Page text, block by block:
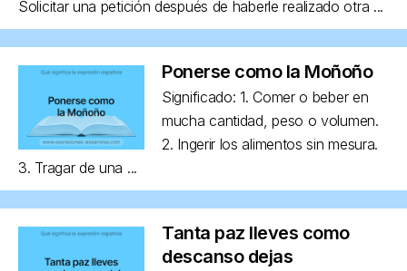
Solicitar una petición después de haberle realizado otra ...
Ponerse como la Moñoño
Significado: 1. Comer o beber en
mucha cantidad, peso o volumen.
2. Ingerir los alimentos sin mesura.
3. Tragar de una ...
Tanta paz lleves como
descanso dejas